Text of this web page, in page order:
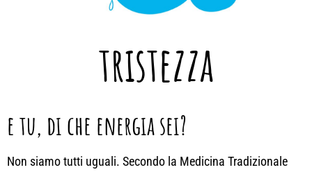
e tu, di che energia sei?
Non siamo tutti uguali. Secondo la Medicina Tradizionale
paura
gioia
rabbia
ansia
tristezza
paura
gioia